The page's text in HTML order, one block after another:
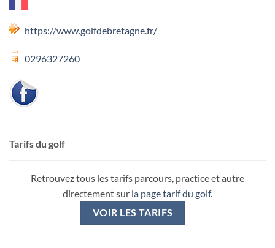
https://www.golfdebretagne.fr/
0296327260
Tarifs du golf
Retrouvez tous les tarifs parcours, practice et autre
directement sur la page tarif du golf.
VOIR LES TARIFS